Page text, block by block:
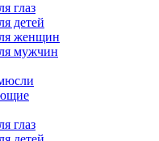
глаз
детей
женщин
мужчин
глаз